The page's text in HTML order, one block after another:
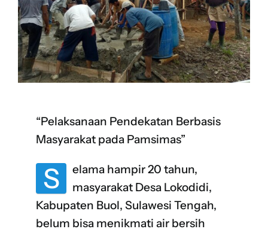
“Pelaksanaan Pendekatan Berbasis
Masyarakat pada Pamsimas”
S
elama hampir 20 tahun,
masyarakat Desa Lokodidi,
Kabupaten Buol, Sulawesi Tengah,
belum bisa menikmati air bersih